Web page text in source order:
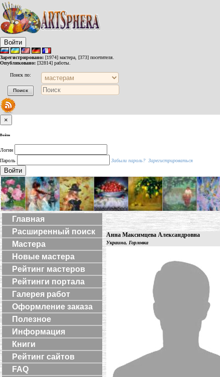
Войти
Зарегистрировано: [1974] мастера, [373] посетителя.
Опубликовано: [32814] работы.
Поиск по:
×
Войти
Логин
Пароль
Забыли пароль? Зарегистрироваться
Войти
Главная
Расширенный поиск
Мастера
Новые мастера
Рейтинг мастеров
Рейтинги портала
Галерея работ
Оформление заказа
Полезное
Информация
Книги
Рейтинг сайтов
FAQ
Анна Максимцева Александровна
Украина, Горловка